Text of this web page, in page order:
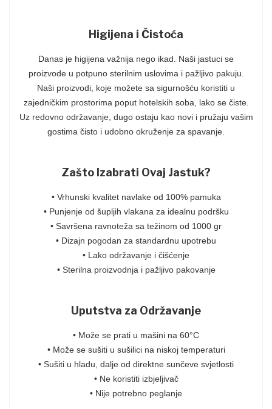
Higijena i Čistoća
Danas je higijena važnija nego ikad. Naši jastuci se
proizvode u potpuno sterilnim uslovima i pažljivo pakuju.
Naši proizvodi, koje možete sa sigurnošću koristiti u
zajedničkim prostorima poput hotelskih soba, lako se čiste.
Uz redovno održavanje, dugo ostaju kao novi i pružaju vašim
gostima čisto i udobno okruženje za spavanje.
Zašto Izabrati Ovaj Jastuk?
• Vrhunski kvalitet navlake od 100% pamuka
• Punjenje od šupljih vlakana za idealnu podršku
• Savršena ravnoteža sa težinom od 1000 gr
• Dizajn pogodan za standardnu upotrebu
• Lako održavanje i čišćenje
• Sterilna proizvodnja i pažljivo pakovanje
Uputstva za Održavanje
• Može se prati u mašini na 60°C
• Može se sušiti u sušilici na niskoj temperaturi
• Sušiti u hladu, dalje od direktne sunčeve svjetlosti
• Ne koristiti izbjeljivač
• Nije potrebno peglanje